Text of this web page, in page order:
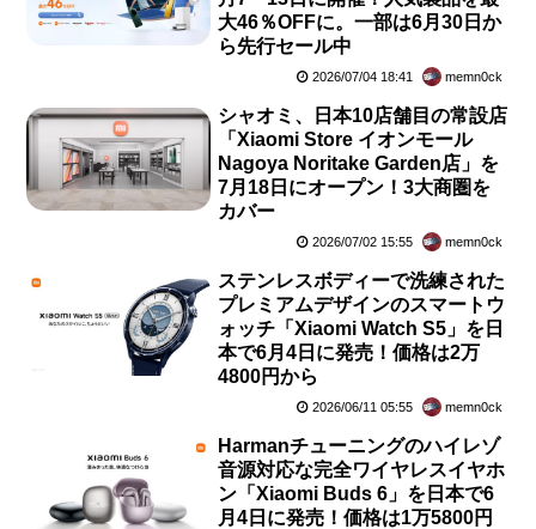
大46％OFFに。一部は6月30日か
ら先行セール中
2026/07/04 18:41 memn0ck
シャオミ、日本10店舗目の常設店
「Xiaomi Store イオンモール
Nagoya Noritake Garden店」を
7月18日にオープン！3大商圏を
カバー
2026/07/02 15:55 memn0ck
ステンレスボディーで洗練された
プレミアムデザインのスマートウ
ォッチ「Xiaomi Watch S5」を日
本で6月4日に発売！価格は2万
4800円から
2026/06/11 05:55 memn0ck
Harmanチューニングのハイレゾ
音源対応な完全ワイヤレスイヤホ
ン「Xiaomi Buds 6」を日本で6
月4日に発売！価格は1万5800円